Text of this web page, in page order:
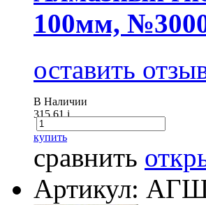
100мм,
оставить
В Наличии
315.61i
купить
сравнить
Артикул: